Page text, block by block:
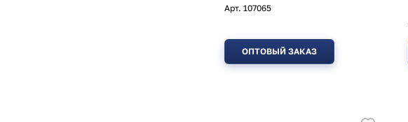
Арт. 107065
ОПТОВЫЙ ЗАКАЗ